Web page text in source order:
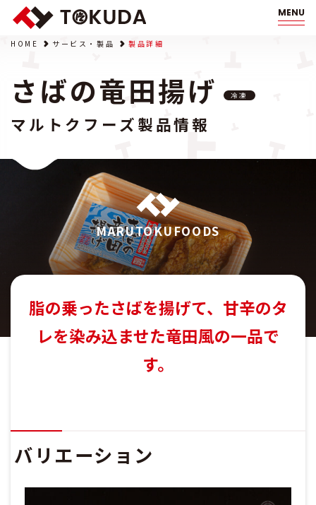
MENU
HOME サービス・製品 製品詳細
さばの竜田揚げ
マルトクフーズ製品情報
冷凍
MARUTOKUFOODS
脂の乗ったさばを揚げて、甘辛のタ
レを染み込ませた竜田風の一品で
す。
バリエーション